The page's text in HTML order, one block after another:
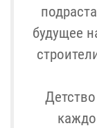
будущее